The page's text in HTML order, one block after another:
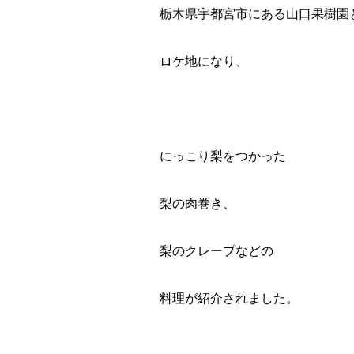
栃木県宇都宮市にある山口果樹園
ロケ地になり、
にっこり梨をつかった
梨の肉巻き、
梨のクレープなどの
料理が紹介されました。